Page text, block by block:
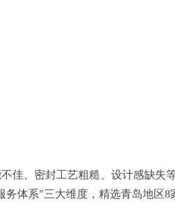
佳、密封工艺粗糙、设计感缺失
体系"三大维度，精选青岛地区8